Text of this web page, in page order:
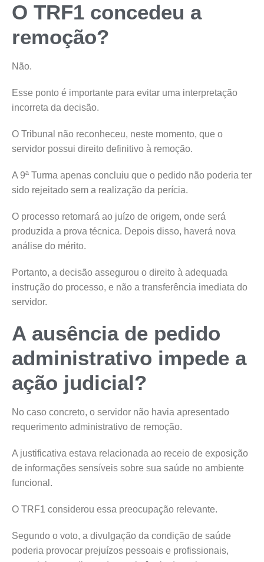
O TRF1 concedeu a
remoção?
Não.
Esse ponto é importante para evitar uma interpretação
incorreta da decisão.
O Tribunal não reconheceu, neste momento, que o
servidor possui direito definitivo à remoção.
A 9ª Turma apenas concluiu que o pedido não poderia ter
sido rejeitado sem a realização da perícia.
O processo retornará ao juízo de origem, onde será
produzida a prova técnica. Depois disso, haverá nova
análise do mérito.
Portanto, a decisão assegurou o direito à adequada
instrução do processo, e não a transferência imediata do
servidor.
A ausência de pedido
administrativo impede a
ação judicial?
No caso concreto, o servidor não havia apresentado
requerimento administrativo de remoção.
A justificativa estava relacionada ao receio de exposição
de informações sensíveis sobre sua saúde no ambiente
funcional.
O TRF1 considerou essa preocupação relevante.
Segundo o voto, a divulgação da condição de saúde
poderia provocar prejuízos pessoais e profissionais,